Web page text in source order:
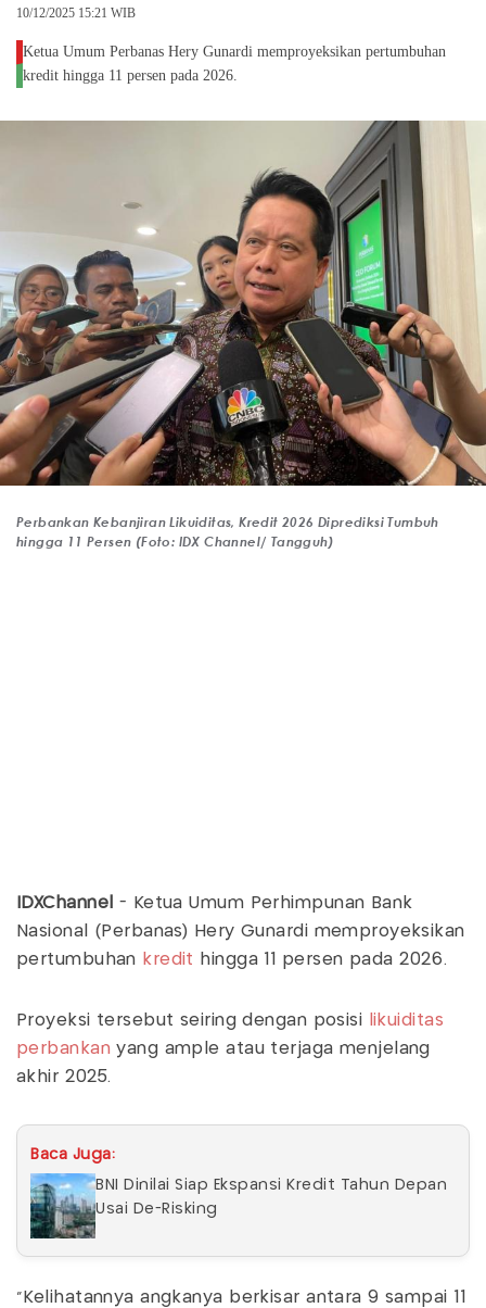
10/12/2025 15:21 WIB
Ketua Umum Perbanas Hery Gunardi memproyeksikan pertumbuhan
kredit hingga 11 persen pada 2026.
Perbankan Kebanjiran Likuiditas, Kredit 2026 Diprediksi Tumbuh
hingga 11 Persen (Foto: IDX Channel/ Tangguh)
IDXChannel
- Ketua Umum Perhimpunan Bank
Nasional (Perbanas) Hery Gunardi memproyeksikan
pertumbuhan kredit hingga 11 persen pada 2026.
Proyeksi tersebut seiring dengan posisi
likuiditas
perbankan yang ample atau terjaga menjelang
akhir 2025.
Baca Juga:
BNI Dinilai Siap Ekspansi Kredit Tahun Depan
Usai De-Risking
"Kelihatannya angkanya berkisar antara 9 sampai 11